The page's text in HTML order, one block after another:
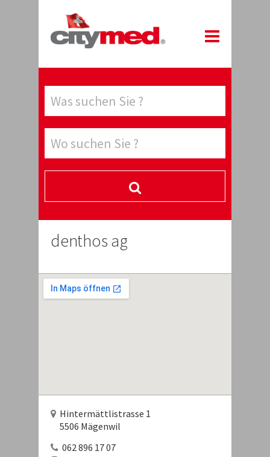
denthos ag
Hintermättlistrasse 1
5506 Mägenwil
062 896 17 07